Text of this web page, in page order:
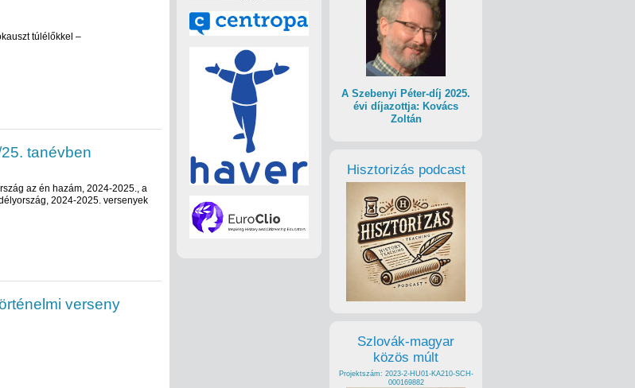
túlélőkkel –
tanévben
az én hazám, 2024-2025., a
2024-2025. versenyek
verseny
A Szebenyi Péter-díj 2025.
évi díjazottja: Kovács
Zoltán
Hisztorizás podcast
Szlovák-magyar
közös múlt
Projektszám: 2023-2-HU01-KA210-SCH-
000169882